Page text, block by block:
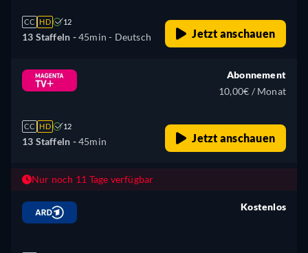
CC HD 12
13 Staffeln -45min - Deutsch Jetzt anschauen
CC HD 12
13 Staffeln -45min
Abonnement
10,00€ / Monat
Jetzt anschauen
Nur noch 11 Tage verfügbar
Kostenlos